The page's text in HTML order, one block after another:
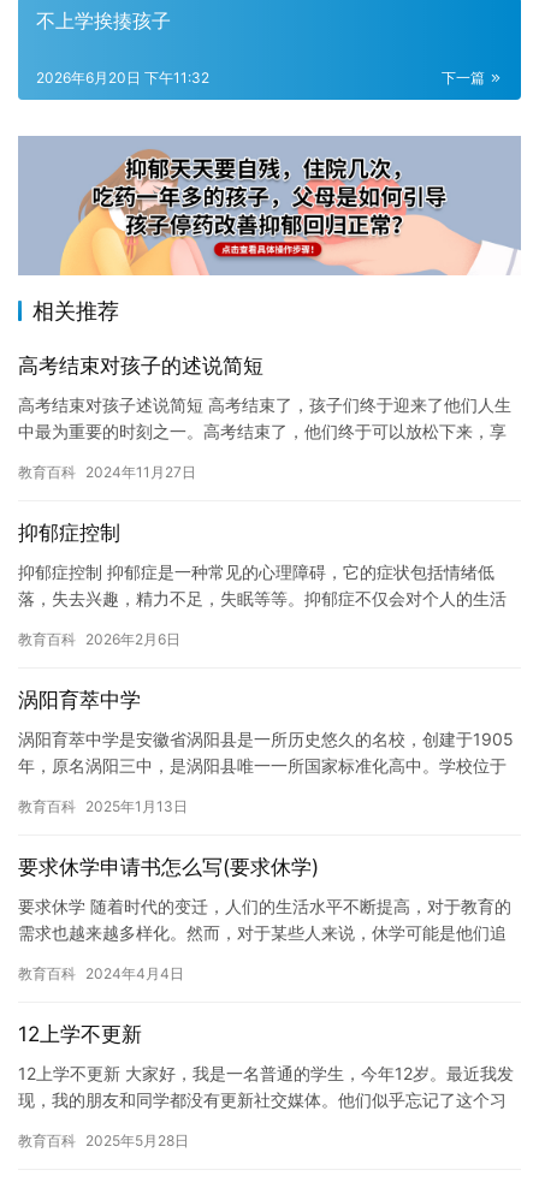
不上学挨揍孩子
下一篇
2026年6月20日 下午11:32
相关推荐
高考结束对孩子的述说简短
高考结束对孩子述说简短 高考结束了，孩子们终于迎来了他们人生
中最为重要的时刻之一。高考结束了，他们终于可以放松下来，享
着一…
教育百科 2024年11月27日
抑郁症控制
抑郁症控制 抑郁症是一种常见的心理障碍，它的症状包括情绪低
落，失去兴趣，精力不足，失眠等等。抑郁症不仅会对个人的生活
症是每…
教育百科 2026年2月6日
涡阳育萃中学
涡阳育萃中学是安徽省涡阳县是一所历史悠久的名校，创建于1905
年，原名涡阳三中，是涡阳县唯一一所国家标准化高中。学校位于
教育百科 2025年1月13日
要求休学申请书怎么写(要求休学)
要求休学 随着时代的变迁，人们的生活水平不断提高，对于教育的
需求也越来越多样化。然而，对于某些人来说，休学可能是他们追
求…
教育百科 2024年4月4日
12上学不更新
12上学不更新 大家好，我是一名普通的学生，今年12岁。最近我发
现，我的朋友和同学都没有更新社交媒体。他们似乎忘记了这个习
教育百科 2025年5月28日